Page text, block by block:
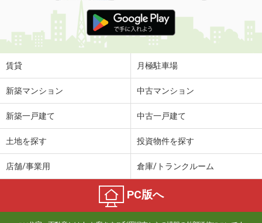
賃貸 月極駐車場
新築マンション 中古マンション
新築一戸建て 中古一戸建て
土地を探す 投資物件を探す
店舗/事業用 倉庫/トランクルーム
PC版へ